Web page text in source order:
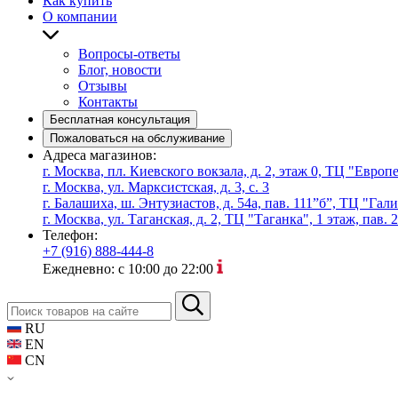
О компании
Вопросы-ответы
Блог, новости
Отзывы
Контакты
Бесплатная консультация
Пожаловаться на обслуживание
Адреса магазинов:
г. Москва, пл. Киевского вокзала, д. 2, этаж 0, ТЦ
г. Москва, ул. Марксистская, д. 3, с. 3
г. Балашиха, ш. Энтузиастов, д. 54а, пав. 111”б”, ТЦ
г. Москва, ул. Таганская, д. 2, ТЦ "Таганка", 1 этаж, пав.
Телефон:
+7 (916) 888-444-8
Ежедневно: с 10:00 до 22:00
RU
EN
CN